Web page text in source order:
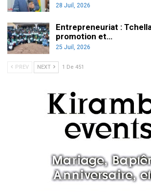
28 Juil, 2026
Entrepreneuriat :
promotion et…
25 Juil, 2026
PREV NEXT 1 De 451